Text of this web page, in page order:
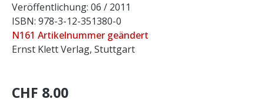
Veröffentlichung: 06 / 2011
ISBN: 978-3-12-351380-0
N161 Artikelnummer geändert
Ernst Klett Verlag, Stuttgart
CHF 8.00